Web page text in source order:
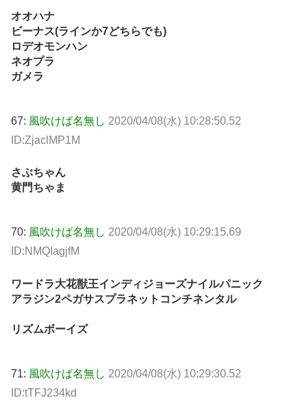
オオハナ
ビーナス(ラインか7どちらでも)
ロデオモンハン
ネオプラ
ガメラ
67: 風吹けば名無し 2020/04/08(水) 10:28:50.52
ID:ZjaclMP1M
さぶちゃん
黄門ちゃま
70: 風吹けば名無し 2020/04/08(水) 10:29:15.69
ID:NMQIagjfM
ワードラ大花獣王インディジョーズナイルパニック
アラジン2ペガサスプラネットコンチネンタル
リズムボーイズ
71: 風吹けば名無し 2020/04/08(水) 10:29:30.52
ID:tTFJ234kd